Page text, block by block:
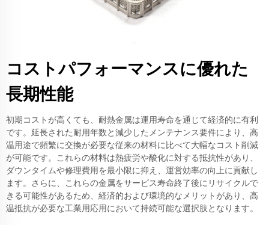
コストパフォーマンスに優れた
長期性能
初期コストが高くても、耐熱金属は運用寿命を通じて経済的に有利
です。延長された耐用年数と減少したメンテナンス要件により、高
温用途で頻繁に交換が必要な従来の材料に比べて大幅なコスト削減
が可能です。これらの材料は熱疲労や酸化に対する抵抗性があり、
ダウンタイムや修理費用を最小限に抑え、運営効率の向上に貢献し
ます。さらに、これらの金属をサービス寿命終了後にリサイクルで
きる可能性があるため、経済的および環境的なメリットがあり、高
温抵抗が必要な工業用応用において持続可能な選択肢となります。